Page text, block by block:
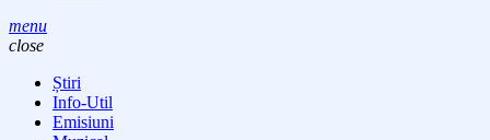
menu
close
Știri
Info-Util
Emisiuni